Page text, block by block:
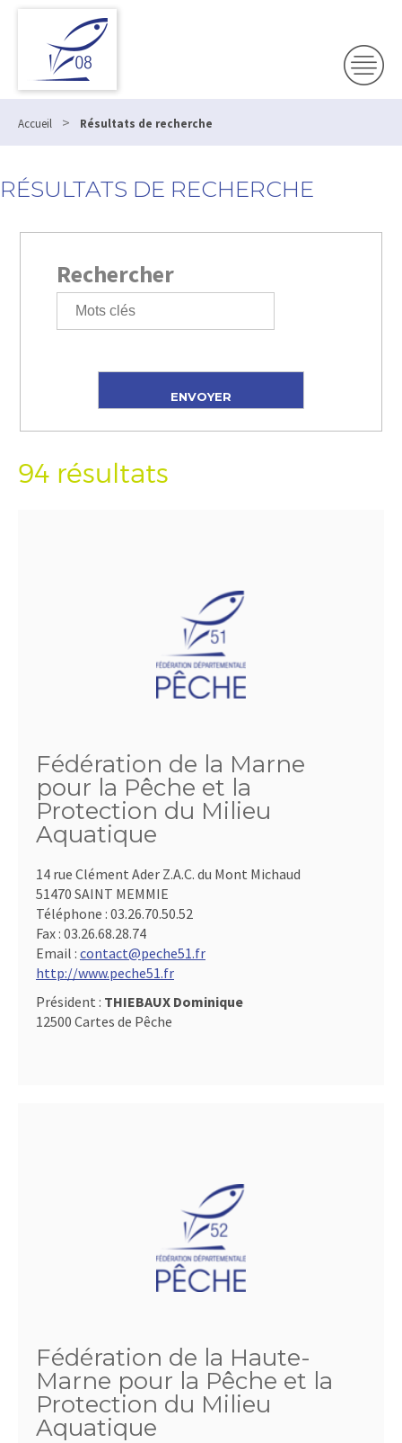
Accueil > Résultats de recherche
RÉSULTATS DE RECHERCHE
Rechercher
94 résultats
Fédération de la Marne
pour la Pêche et la
Protection du Milieu
Aquatique
14 rue Clément Ader Z.A.C. du Mont Michaud
51470 SAINT MEMMIE
Téléphone : 03.26.70.50.52
Fax : 03.26.68.28.74
Email : contact@peche51.fr
http://www.peche51.fr
Président : THIEBAUX Dominique
12500 Cartes de Pêche
Fédération de la Haute-
Marne pour la Pêche et la
Protection du Milieu
Aquatique